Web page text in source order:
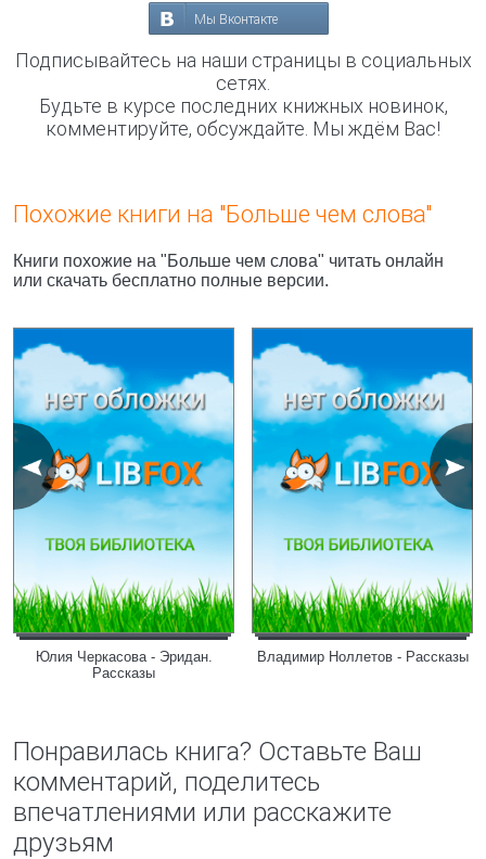
Мы Вконтакте
Подписывайтесь на наши страницы в социальных
сетях.
Будьте в курсе последних книжных новинок,
комментируйте, обсуждайте. Мы ждём Вас!
Похожие книги на "Больше чем слова"
Книги похожие на "Больше чем слова" читать онлайн
или скачать бесплатно полные версии.
Юлия Черкасова - Эридан.
Рассказы
Владимир Ноллетов - Рассказы
Понравилась книга? Оставьте Ваш
комментарий, поделитесь
впечатлениями или расскажите
друзьям